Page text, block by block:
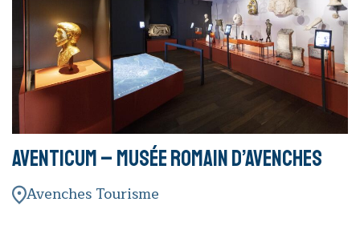
Aventicum – Musée romain d’Avenches
Avenches Tourisme